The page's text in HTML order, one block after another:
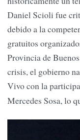
Daniel Scioli fue
debido a la
gratuitos
Provincia de
crisis, el gobierno
Vivo con la
Mercedes Sosa, lo